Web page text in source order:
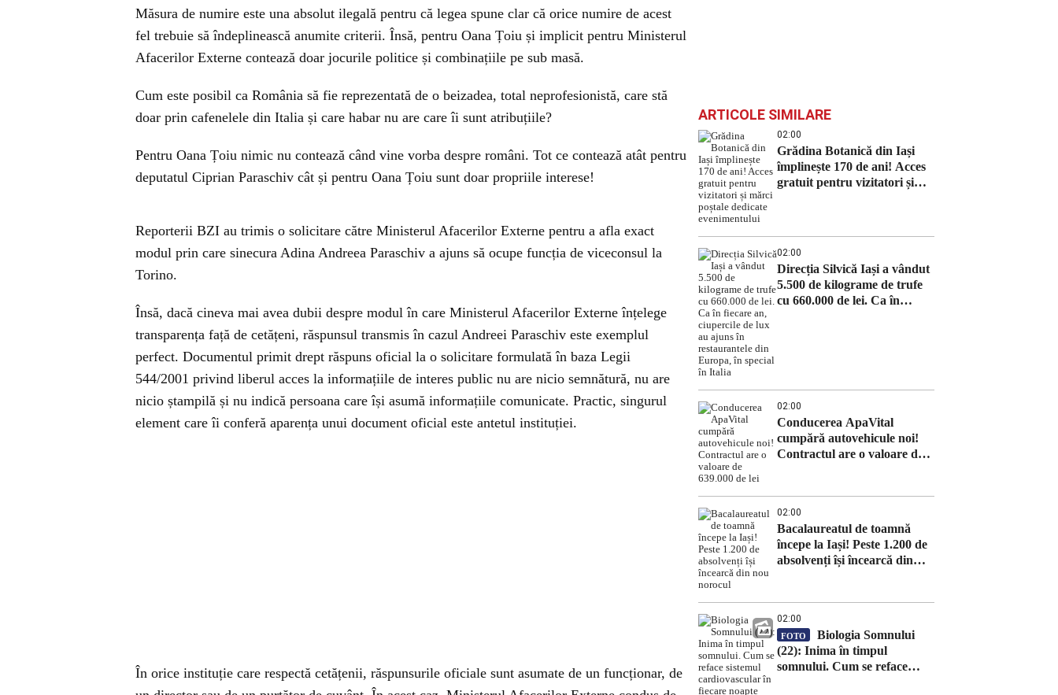
Măsura de numire este una absolut ilegală pentru că legea spune clar că orice numire de acest
fel trebuie să îndeplinească anumite criterii. Însă, pentru Oana Țoiu și implicit pentru Ministerul
Afacerilor Externe contează doar jocurile politice și combinațiile pe sub masă.
Cum este posibil ca România să fie reprezentată de o beizadea, total neprofesionistă, care stă
doar prin cafenelele din Italia și care habar nu are care îi sunt atribuțiile?
Pentru Oana Țoiu nimic nu contează când vine vorba despre români. Tot ce contează atât pentru
deputatul Ciprian Paraschiv cât și pentru Oana Țoiu sunt doar propriile interese!
Reporterii BZI au trimis o solicitare către Ministerul Afacerilor Externe pentru a afla exact
modul prin care sinecura Adina Andreea Paraschiv a ajuns să ocupe funcția de viceconsul la
Torino.
Însă, dacă cineva mai avea dubii despre modul în care Ministerul Afacerilor Externe înțelege
transparența față de cetățeni, răspunsul transmis în cazul Andreei Paraschiv este exemplul
perfect. Documentul primit drept răspuns oficial la o solicitare formulată în baza Legii
544/2001 privind liberul acces la informațiile de interes public nu are nicio semnătură, nu are
nicio ștampilă și nu indică persoana care își asumă informațiile comunicate. Practic, singurul
element care îi conferă aparența unui document oficial este antetul instituției.
În orice instituție care respectă cetățenii, răspunsurile oficiale sunt asumate de un funcționar, de
ARTICOLE SIMILARE
02:00
Grădina Botanică din Iași
împlinește 170 de ani! Acces
gratuit pentru vizitatori și
02:00
Direcția Silvică Iași a vândut
5.500 de kilograme de trufe
cu 660.000 de lei. Ca în
02:00
Conducerea ApaVital
cumpără autovehicule noi!
Contractul are o valoare de
02:00
Bacalaureatul de toamnă
începe la Iași! Peste 1.200 de
absolvenți își încearcă din
02:00
FOTO
Biologia Somnului
(22): Inima în timpul
somnului. Cum se reface